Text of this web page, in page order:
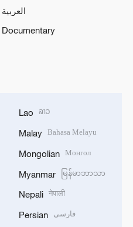
العربية
Documentary
Lao ລາວ
Malay Bahasa Melayu
Mongolian Монгол
Myanmar မြန်မာဘာသာ
Nepali नेपाली
Persian فارسی